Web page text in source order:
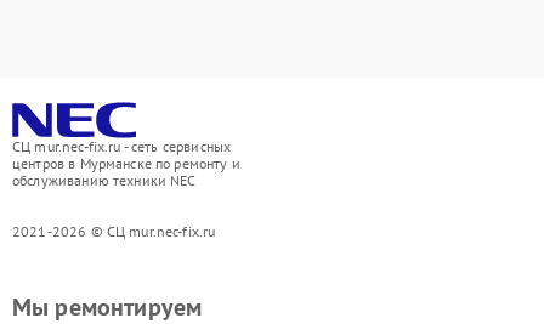
СЦ mur.nec-fix.ru - сеть сервисных
центров в Мурманске по ремонту и
обслуживанию техники NEC
2021-2026 © СЦ mur.nec-fix.ru
Мы ремонтируем